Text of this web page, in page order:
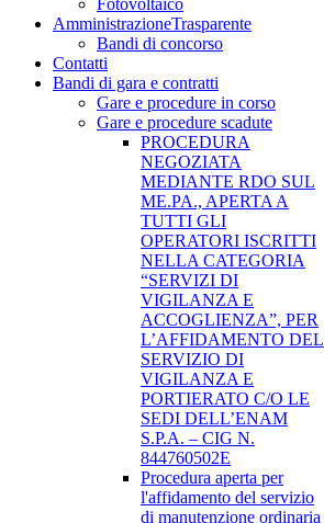
Fotovoltaico
AmministrazioneTrasparente
Bandi di concorso
Contatti
Bandi di gara e contratti
Gare e procedure in corso
Gare e procedure scadute
PROCEDURA
NEGOZIATA
MEDIANTE RDO SUL
ME.PA., APERTA A
TUTTI GLI
OPERATORI ISCRITTI
NELLA CATEGORIA
“SERVIZI DI
VIGILANZA E
ACCOGLIENZA”, PER
L’AFFIDAMENTO DEL
SERVIZIO DI
VIGILANZA E
PORTIERATO C/O LE
SEDI DELL’ENAM
S.P.A. – CIG N.
844760502E
Procedura aperta per
l'affidamento del servizio
di manutenzione ordinaria